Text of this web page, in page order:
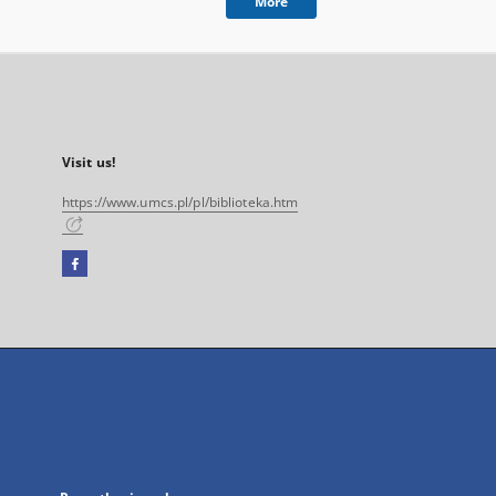
Visit us!
https://www.umcs.pl/pl/biblioteka.htm
Facebook
open